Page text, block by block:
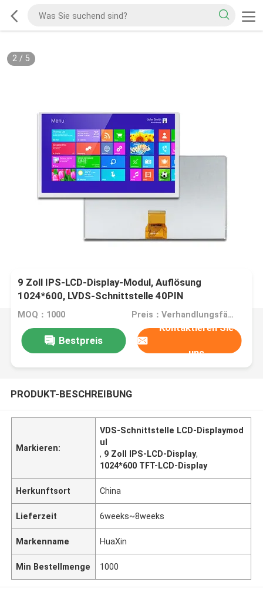
2/ 5
9 Zoll IPS-LCD-Display-Modul, Auflösung
1024*600, LVDS-Schnittstelle 40PIN
MOQ：1000 Preis：Verhandlungsfähig
Bestpreis
Kontaktieren Sie
uns
PRODUKT-BESCHREIBUNG
Markieren:
VDS-Schnittstelle LCD-Displaymod
ul
, 9 Zoll IPS-LCD-Display,
1024*600 TFT-LCD-Display
Herkunftsort China
Lieferzeit 6weeks~8weeks
Markenname HuaXin
Min Bestellmenge 1000